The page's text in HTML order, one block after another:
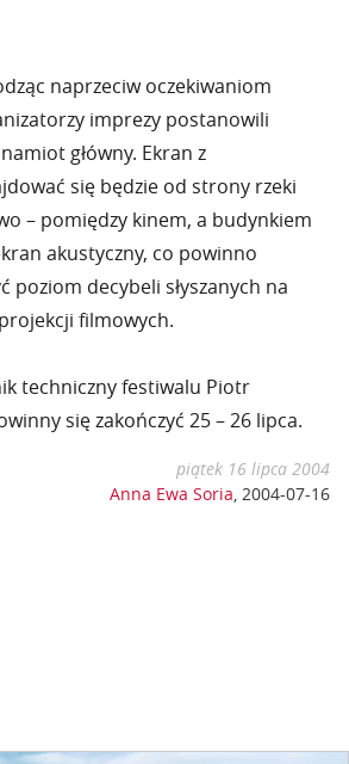
naprzeciw oczekiwaniom
imprezy postanowili
główny. Ekran z
się będzie od strony rzeki
– pomiędzy kinem, a budynkiem
akustyczny, co powinno
poziom decybeli słyszanych na
filmowych.
techniczny festiwalu Piotr
się zakończyć 25 – 26 lipca.
piątek 16 lipca 2004
Anna Ewa Soria, 2004-07-16